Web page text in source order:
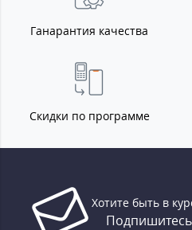
Ганарантия качества
Скидки по программе
Хотите быть в